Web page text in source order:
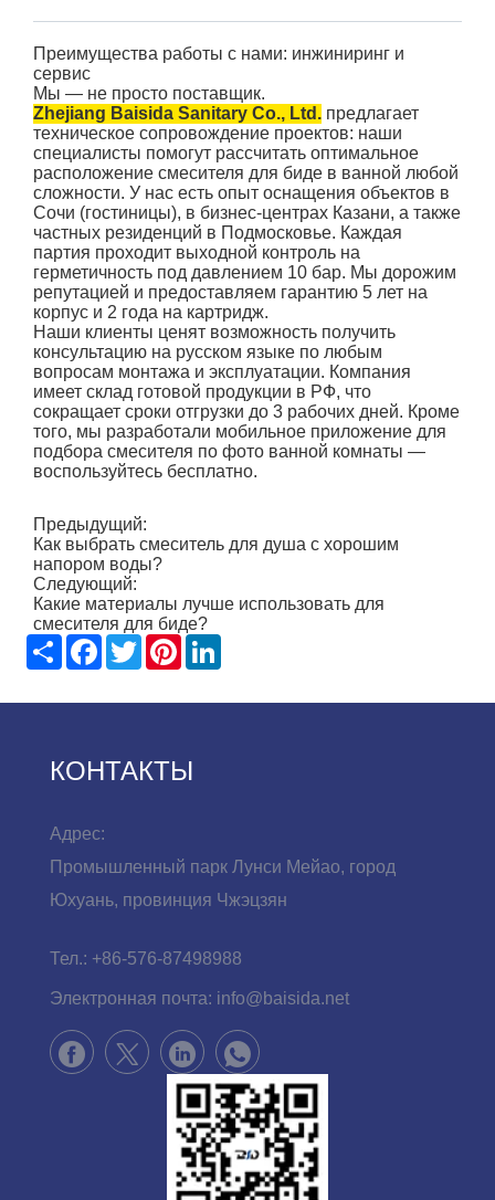
Преимущества работы с нами: инжиниринг и
сервис
Мы — не просто поставщик.
Zhejiang Baisida Sanitary Co., Ltd. предлагает
техническое сопровождение проектов: наши
специалисты помогут рассчитать оптимальное
расположение смесителя для биде в ванной любой
сложности. У нас есть опыт оснащения объектов в
Сочи (гостиницы), в бизнес-центрах Казани, а также
частных резиденций в Подмосковье. Каждая
партия проходит выходной контроль на
герметичность под давлением 10 бар. Мы дорожим
репутацией и предоставляем гарантию 5 лет на
корпус и 2 года на картридж.
Наши клиенты ценят возможность получить
консультацию на русском языке по любым
вопросам монтажа и эксплуатации. Компания
имеет склад готовой продукции в РФ, что
сокращает сроки отгрузки до 3 рабочих дней. Кроме
того, мы разработали мобильное приложение для
подбора смесителя по фото ванной комнаты —
воспользуйтесь бесплатно.
Предыдущий:
Как выбрать смеситель для душа с хорошим
напором воды?
Следующий:
Какие материалы лучше использовать для
смесителя для биде?
ShareFacebook
TwitterPinterest
КОНТАКТЫ
Адрес:
Промышленный парк Лунси Мейао, город
Юхуань, провинция Чжэцзян
Тел.: +86-576-87498988
Электронная почта: info@baisida.net